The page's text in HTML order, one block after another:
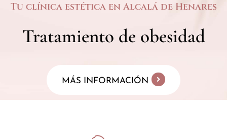
Tu clínica estética en Alcalá de Henares
Tratamiento de obesidad
MÁS INFORMACIÓN